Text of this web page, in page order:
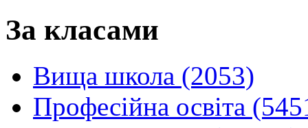
За класами
Вища школа (2053)
Професійна освіта